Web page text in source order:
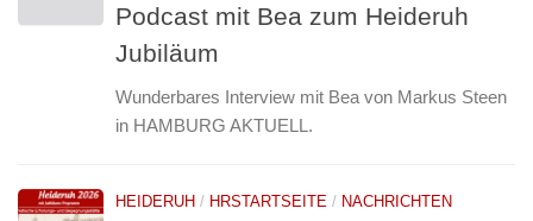
Podcast mit Bea zum Heideruh
Jubiläum
Wunderbares Interview mit Bea von Markus Steen
in HAMBURG AKTUELL.
HEIDERUH / HRSTARTSEITE / NACHRICHTEN